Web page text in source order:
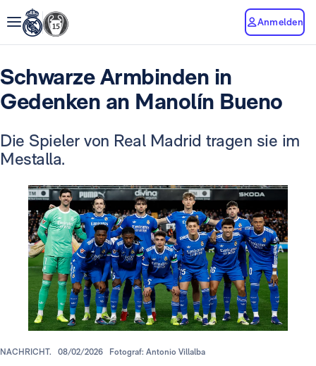
Anmelden
Schwarze Armbinden in
Gedenken an Manolín Bueno
Die Spieler von Real Madrid tragen sie im
Mestalla.
NACHRICHT. 08/02/2026 Fotograf: Antonio Villalba